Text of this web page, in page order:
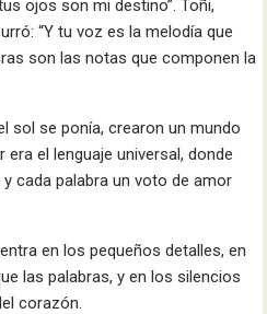
ojos son mi destino”. Toñi,
“Y tu voz es la melodía que
son las notas que componen la
sol se ponía, crearon un mundo
el lenguaje universal, donde
cada palabra un voto de amor
en los pequeños detalles, en
las palabras, y en los silencios
corazón.